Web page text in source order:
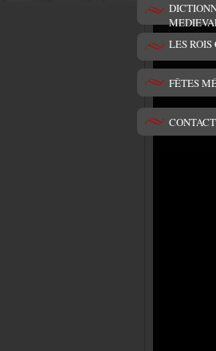
LES
FÊTES
CONTACT